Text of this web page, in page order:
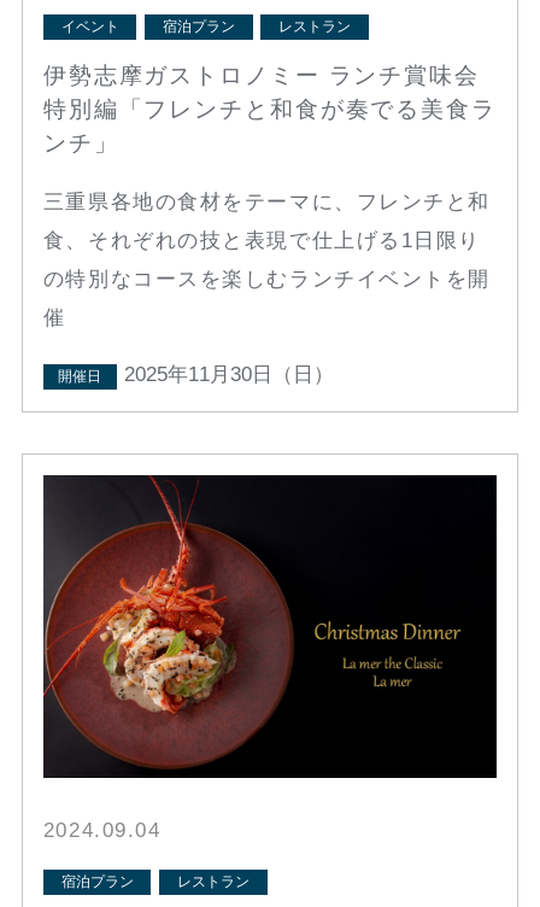
イベント 宿泊プラン レストラン
伊勢志摩ガストロノミー ランチ賞味会
特別編「フレンチと和食が奏でる美食ラ
ンチ」
三重県各地の食材をテーマに、フレンチと和
食、それぞれの技と表現で仕上げる1日限り
の特別なコースを楽しむランチイベントを開
催
開催日 2025年11月30日（日）
2024.09.04
宿泊プラン レストラン